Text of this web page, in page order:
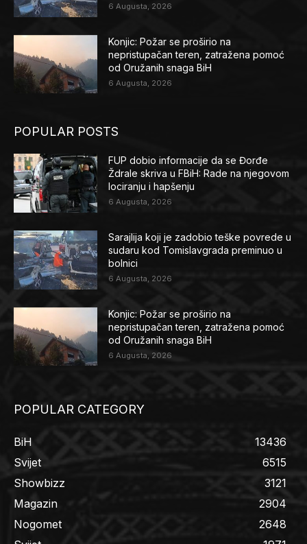
6 Augusta, 2026
Konjic: Požar se proširio na
nepristupačan teren, zatražena pomoć
od Oružanih snaga BiH
6 Augusta, 2026
POPULAR POSTS
FUP dobio informacije da se Đorđe
Ždrale skriva u FBiH: Rade na njegovom
lociranju i hapšenju
6 Augusta, 2026
Sarajlija koji je zadobio teške povrede u
sudaru kod Tomislavgrada preminuo u
bolnici
6 Augusta, 2026
Konjic: Požar se proširio na
nepristupačan teren, zatražena pomoć
od Oružanih snaga BiH
6 Augusta, 2026
POPULAR CATEGORY
BiH
13436
Svijet
6515
Showbizz
3121
Magazin
2904
Nogomet
2648